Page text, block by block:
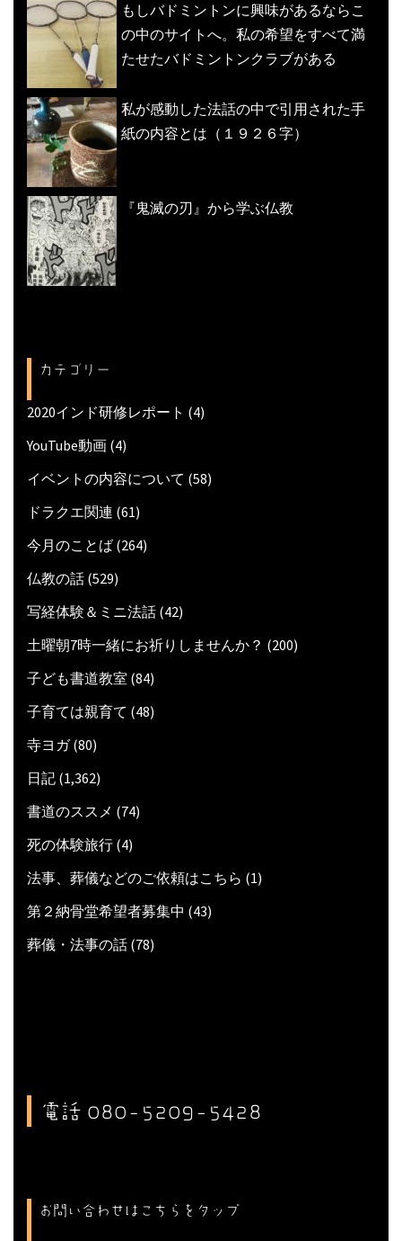
もしバドミントンに興味があるならこ
の中のサイトへ。私の希望をすべて満
たせたバドミントンクラブがある
私が感動した法話の中で引用された手
紙の内容とは（１９２６字）
『鬼滅の刃』から学ぶ仏教
カテゴリー
2020インド研修レポート (4)
YouTube動画 (4)
イベントの内容について (58)
ドラクエ関連 (61)
今月のことば (264)
仏教の話 (529)
写経体験＆ミニ法話 (42)
土曜朝7時一緒にお祈りしませんか？ (200)
子ども書道教室 (84)
子育ては親育て (48)
寺ヨガ(80)
日記 (1,362)
書道のススメ (74)
死の体験旅行 (4)
法事、葬儀などのご依頼はこちら (1)
第２納骨堂希望者募集中 (43)
葬儀・法事の話 (78)
電話 080-5209-5428
お問い合わせはこちらをタップ